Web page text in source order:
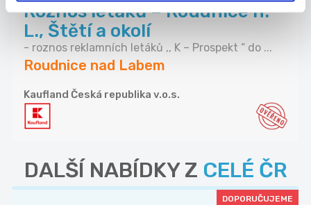
Roznos letáků – Roudnice n.
L., Štětí a okolí
- roznos reklamních letáků ,, K – Prospekt “ do ...
Roudnice nad Labem
Kaufland Česká republika v.o.s.
DALŠÍ NABÍDKY Z CELÉ ČR
DOPORUČUJEME